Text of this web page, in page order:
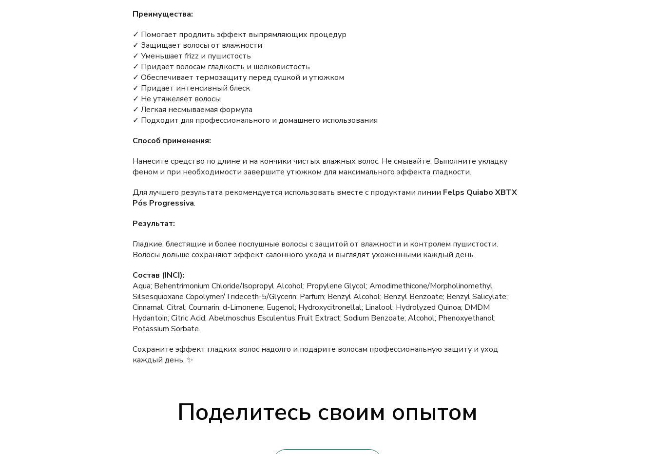
Преимущества:
✓ Помогает продлить эффект выпрямляющих процедур
✓ Защищает волосы от влажности
✓ Уменьшает frizz и пушистость
✓ Придает волосам гладкость и шелковистость
✓ Обеспечивает термозащиту перед сушкой и утюжком
✓ Придает интенсивный блеск
✓ Не утяжеляет волосы
✓ Легкая несмываемая формула
✓ Подходит для профессионального и домашнего использования
Способ применения:
Нанесите средство по длине и на кончики чистых влажных волос. Не смывайте. Выполните укладку
феном и при необходимости завершите утюжком для максимального эффекта гладкости.
Для лучшего результата рекомендуется использовать вместе с продуктами линии Felps Quiabo XBTX
Pós Progressiva.
Результат:
Гладкие, блестящие и более послушные волосы с защитой от влажности и контролем пушистости.
Волосы дольше сохраняют эффект салонного ухода и выглядят ухоженными каждый день.
Состав (INCI):
Aqua; Behentrimonium Chloride/Isopropyl Alcohol; Propylene Glycol; Amodimethicone/Morpholinomethyl
Silsesquioxane Copolymer/Trideceth-5/Glycerin; Parfum; Benzyl Alcohol; Benzyl Benzoate; Benzyl Salicylate;
Cinnamal; Citral; Coumarin; d-Limonene; Eugenol; Hydroxycitronellal; Linalool; Hydrolyzed Quinoa; DMDM
Hydantoin; Citric Acid; Abelmoschus Esculentus Fruit Extract; Sodium Benzoate; Alcohol; Phenoxyethanol;
Potassium Sorbate.
Сохраните эффект гладких волос надолго и подарите волосам профессиональную защиту и уход
каждый день. ✨
Поделитесь своим опытом